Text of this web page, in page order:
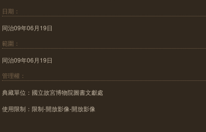
日期：
同治09年06月19日
範圍：
同治09年06月19日
管理權：
典藏單位：國立故宮博物院圖書文獻處
使用限制：限制-開放影像-開放影像